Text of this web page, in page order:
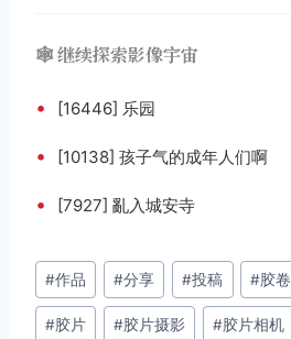
🕸️ 继续探索影像宇宙
• [16446] 乐园
• [10138] 孩子气的成年人们啊
• [7927] 亂入城安寺
文
章
标
#作品 #分享 #投稿 #胶卷
#胶片 #胶片摄影 #胶片相机